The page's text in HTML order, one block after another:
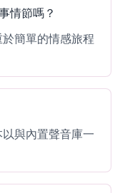
情節嗎？
簡單的情感旅程
與內置聲音庫一